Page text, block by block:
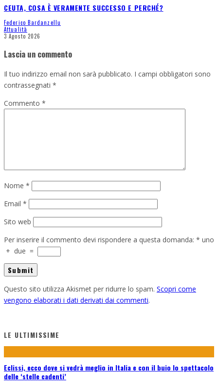
CEUTA, COSA È VERAMENTE SUCCESSO E PERCHÉ?
Federico Bardanzellu
Attualità
3 Agosto 2026
Lascia un commento
Il tuo indirizzo email non sarà pubblicato. I campi obbligatori sono
contrassegnati *
Commento *
Nome *
Email *
Sito web
Per inserire il commento devi rispondere a questa domanda: * uno
+ due =
Questo sito utilizza Akismet per ridurre lo spam. Scopri come
vengono elaborati i dati derivati dai commenti.
LE ULTIMISSIME
Eclissi, ecco dove si vedrà meglio in Italia e con il buio lo spettacolo
delle ‘stelle cadenti’